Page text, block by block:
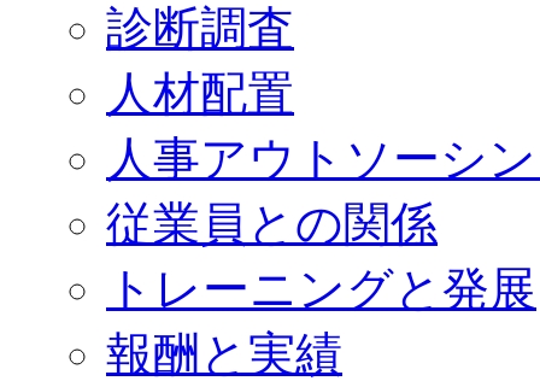
診断調査
人材配置
人事アウトソーシ
従業員との関係
トレーニングと発展
報酬と実績